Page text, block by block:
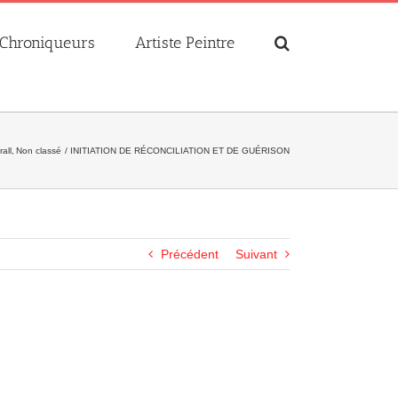
Chroniqueurs Artiste Peintre
Non classé INITIATION DE RÉCONCILIATION ET DE GUÉRISON
Précédent Suivant